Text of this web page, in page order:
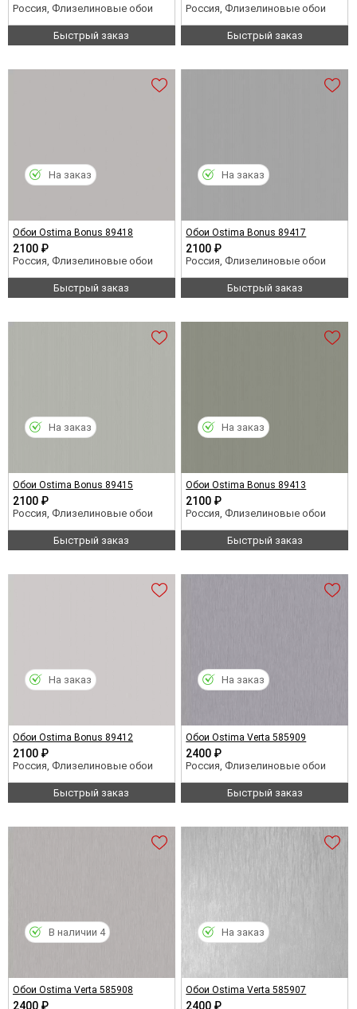
Россия, Флизелиновые обои
Быстрый заказ
Россия, Флизелиновые обои
Быстрый заказ
Обои Ostima Bonus 89418
2100 ₽
Россия, Флизелиновые обои
Быстрый заказ
На заказ
Обои Ostima Bonus 89417
2100 ₽
Россия, Флизелиновые обои
Быстрый заказ
На заказ
Обои Ostima Bonus 89415
2100 ₽
Россия, Флизелиновые обои
Быстрый заказ
На заказ
Обои Ostima Bonus 89413
2100 ₽
Россия, Флизелиновые обои
Быстрый заказ
На заказ
Обои Ostima Bonus 89412
2100 ₽
Россия, Флизелиновые обои
Быстрый заказ
На заказ
Обои Ostima Verta 585909
2400 ₽
Россия, Флизелиновые обои
Быстрый заказ
На заказ
Обои Ostima Verta 585908
2400 ₽
В наличии 4
Обои Ostima Verta 585907
2400 ₽
На заказ